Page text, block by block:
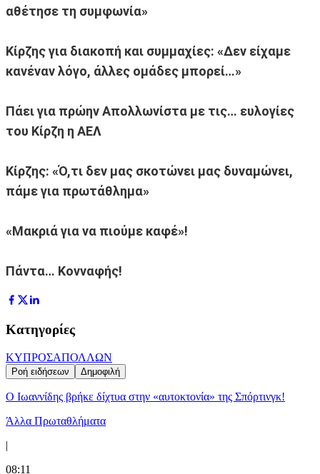
αθέτησε τη συμφωνία»
Κίρζης για διακοπή και συμμαχίες: «Δεν είχαμε
κανέναν λόγο, άλλες ομάδες μπορεί…»
Πάει για πρώην Απολλωνίστα με τις… ευλογίες
του Κίρζη η ΑΕΛ
Κίρζης: «Ό,τι δεν μας σκοτώνει μας δυναμώνει,
πάμε για πρωτάθλημα»
«Μακριά για να πιούμε καφέ»!
Πάντα… Κονναφής!
Κατηγορίες
ΚΥΠΡΟΣΑΠΟΛΛΩΝ
Ροή ειδήσεων Δημοφιλή
Ο Ιωαννίδης βρήκε δίχτυα στην «αυτοκτονία» της Σπόρτινγκ!
Άλλα Πρωταθλήματα
|
08:11